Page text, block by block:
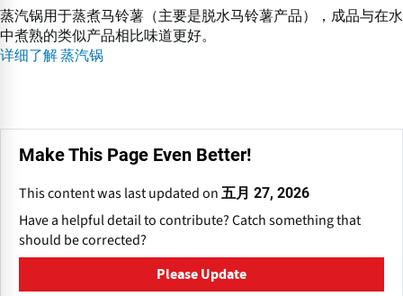
蒸汽锅用于蒸煮马铃薯（主要是脱水马铃薯产品），成品与在水
中煮熟的类似产品相比味道更好。
详细了解 蒸汽锅
Make This Page Even Better!
This content was last updated on 五月 27, 2026
Have a helpful detail to contribute? Catch something that
should be corrected?
Please Update